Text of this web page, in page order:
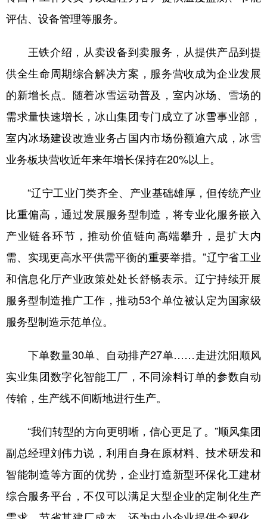
评估、设备管理等服务。
王铁介绍，从卖设备到卖服务，从提供产品到提
供全生命周期综合解决方案，服务营收成为企业发展
的新增长点。随着冰雪运动普及，室内冰场、雪场的
需求量快速增长，冰山集团专门成立了冰雪事业部，
室内冰场建设改造业务占国内市场份额逾六成，冰雪
业务板块营收近年来年增长保持在20%以上。
“辽宁工业门类齐全、产业基础雄厚，但传统产业
比重偏高，通过发展服务型制造，将专业化服务嵌入
产业链各环节，推动价值链向高端攀升，是扩大内
需、实现更高水平供需平衡的重要举措。”辽宁省工业
和信息化厅产业政策处处长舒畅表示。辽宁持续开展
服务型制造推广工作，推动53个单位被认定为国家级
服务型制造示范单位。
下单数量30单、自动排产27单……走进沈阳顺风
实业集团数字化智能工厂，不同涂料订单的参数自动
传输，生产线不间断地进行生产。
“我们转型的方向更明晰，信心更足了。”顺风集团
副总经理刘伟力说，利用自身在原材料、技术研发和
智能制造等方面的优势，企业打造新型环保化工建材
综合服务平台，不仅可以满足大型企业的定制化生产